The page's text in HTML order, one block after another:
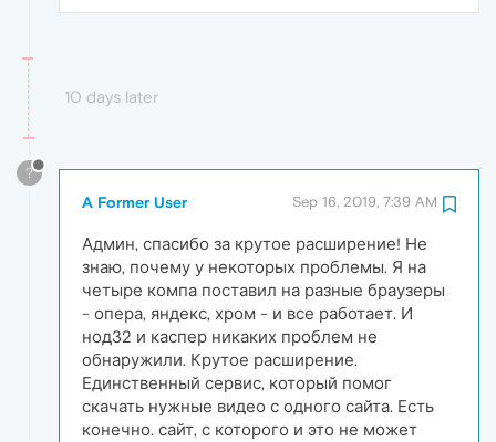
10 days later
?
A Former User Sep 16, 2019, 7:39 AM
Админ, спасибо за крутое расширение! Не
знаю, почему у некоторых проблемы. Я на
четыре компа поставил на разные браузеры
- опера, яндекс, хром - и все работает. И
нод32 и каспер никаких проблем не
обнаружили. Крутое расширение.
Единственный сервис, который помог
скачать нужные видео с одного сайта. Есть
конечно. сайт, с которого и это не может